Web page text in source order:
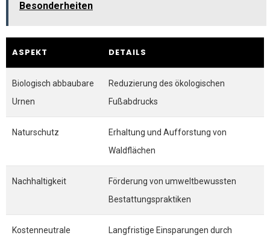
Besonderheiten
ASPEKT DETAILS
Biologisch abbaubare
Urnen
Reduzierung des ökologischen
Fußabdrucks
Naturschutz
Erhaltung und Aufforstung von
Waldflächen
Nachhaltigkeit
Förderung von umweltbewussten
Bestattungspraktiken
Kostenneutrale
Langfristige Einsparungen durch